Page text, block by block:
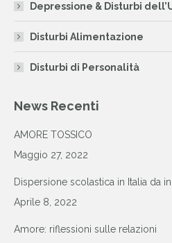
Depressione & Disturbi
Disturbi Alimentazione
Disturbi di Personalità
News Recenti
AMORE TOSSICO
Maggio 27, 2022
Dispersione scolastica in Italia da
Aprile 8, 2022
Amore: riflessioni sulle relazioni